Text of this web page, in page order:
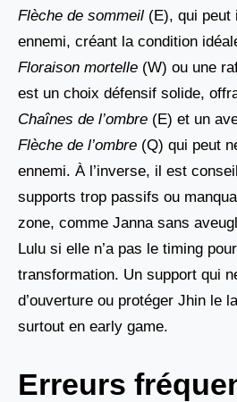
Flèche de sommeil (E), qui peut
ennemi, créant la condition
Floraison mortelle (W) ou une
est un choix défensif solide,
Chaînes de l’ombre (E) et un
Flèche de l’ombre (Q) qui peut
ennemi. À l’inverse, il est
supports trop passifs ou
zone, comme Janna sans
Lulu si elle n’a pas le timing
transformation. Un support qui
d’ouverture ou protéger Jhin le
surtout en early game.
Erreurs